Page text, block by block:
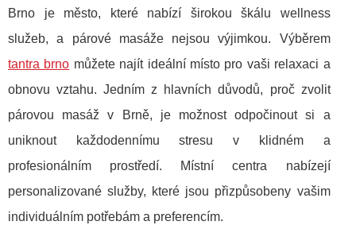
Brno je město, které nabízí širokou škálu wellness
služeb, a párové masáže nejsou výjimkou. Výběrem
tantra brno můžete najít ideální místo pro vaši relaxaci a
obnovu vztahu. Jedním z hlavních důvodů, proč zvolit
párovou masáž v Brně, je možnost odpočinout si a
uniknout každodennímu stresu v klidném a
profesionálním prostředí. Místní centra nabízejí
personalizované služby, které jsou přizpůsobeny vašim
individuálním potřebám a preferencím.